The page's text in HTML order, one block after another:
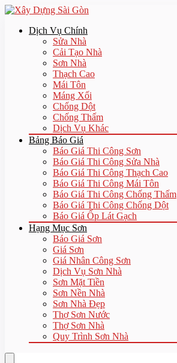
Dịch Vụ Chính
Sửa Nhà
Cải Tạo Nhà
Sơn Nhà
Thạch Cao
Mái Tôn
Máng Xối
Chống Dột
Chống Thấm
Dịch Vụ Khác
Bảng Báo Giá
Báo Giá Thi Công Sơn
Báo Giá Thi Công Sửa Nhà
Báo Giá Thi Công Thạch Cao
Báo Giá Thi Công Mái Tôn
Báo Giá Thi Công Chống Thấm
Báo Giá Thi Công Chống Dột
Báo Giá Ốp Lát Gạch
Hạng Mục Sơn
Báo Giá Sơn
Giá Sơn
Giá Nhân Công Sơn
Dịch Vụ Sơn Nhà
Sơn Mặt Tiền
Sơn Nền Nhà
Sơn Nhà Đẹp
Thợ Sơn Nước
Thợ Sơn Nhà
Quy Trình Sơn Nhà